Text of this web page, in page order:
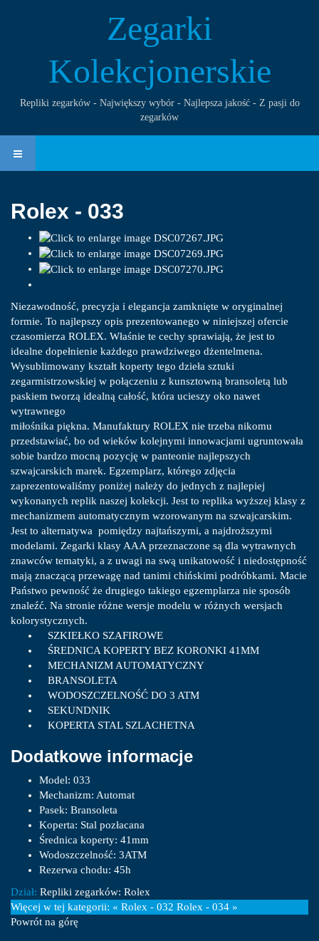
Zegarki
Kolekcjonerskie
Repliki zegarków - Największy wybór - Najlepsza jakość - Z pasji do
zegarków
Rolex - 033
Niezawodność, precyzja i elegancja zamknięte w oryginalnej
formie. To najlepszy opis prezentowanego w niniejszej ofercie
czasomierza ROLEX. Właśnie te cechy sprawiają, że jest to
idealne dopełnienie każdego prawdziwego dżentelmena.
Wysublimowany kształt koperty tego dzieła sztuki
zegarmistrzowskiej w połączeniu z kunsztowną bransoletą lub
paskiem tworzą idealną całość, która ucieszy oko nawet
wytrawnego
miłośnika piękna. Manufaktury ROLEX nie trzeba nikomu
przedstawiać, bo od wieków kolejnymi innowacjami ugruntowała
sobie bardzo mocną pozycję w panteonie najlepszych
szwajcarskich marek. Egzemplarz, którego zdjęcia
zaprezentowaliśmy poniżej należy do jednych z najlepiej
wykonanych replik naszej kolekcji. Jest to replika wyższej klasy z
mechanizmem automatycznym wzorowanym na szwajcarskim.
Jest to alternatywa pomiędzy najtańszymi, a najdroższymi
modelami. Zegarki klasy AAA przeznaczone są dla wytrawnych
znawców tematyki, a z uwagi na swą unikatowość i niedostępność
mają znaczącą przewagę nad tanimi chińskimi podróbkami. Macie
Państwo pewność że drugiego takiego egzemplarza nie sposób
znaleźć. Na stronie różne wersje modelu w różnych wersjach
kolorystycznych.
SZKIEŁKO SZAFIROWE
ŚREDNICA KOPERTY BEZ KORONKI 41MM
MECHANIZM AUTOMATYCZNY
BRANSOLETA
WODOSZCZELNOŚĆ DO 3 ATM
SEKUNDNIK
KOPERTA STAL SZLACHETNA
Dodatkowe informacje
Model: 033
Mechanizm: Automat
Pasek: Bransoleta
Koperta: Stal pozłacana
Średnica koperty: 41mm
Wodoszczelność: 3ATM
Rezerwa chodu: 45h
Dział: Repliki zegarków: Rolex
Więcej w tej kategorii: « Rolex - 032 Rolex - 034 »
Powrót na górę